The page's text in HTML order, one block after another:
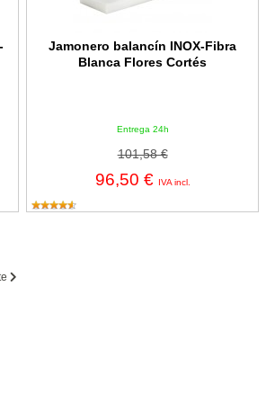
Jamonero balancín INOX-Fibra
Blanca Flores Cortés
Entrega 24h
101,58 €
96,50 € IVA incl.